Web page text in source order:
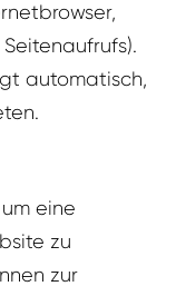
automatisch,
eine
zu
zur